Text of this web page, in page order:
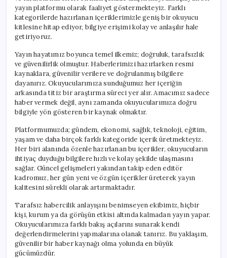
yayın platformu olarak faaliyet göstermekteyiz. Farklı
kategorilerde hazırlanan içeriklerimizle geniş bir okuyucu
kitlesine hitap ediyor, bilgiye erişimi kolay ve anlaşılır hale
getiriyoruz.
Yayın hayatımız boyunca temel ilkemiz; doğruluk, tarafsızlık
ve güvenilirlik olmuştur. Haberlerimizi hazırlarken resmi
kaynaklara, güvenilir verilere ve doğrulanmış bilgilere
dayanırız. Okuyucularımıza sunduğumuz her içeriğin
arkasında titiz bir araştırma süreci yer alır. Amacımız sadece
haber vermek değil, aynı zamanda okuyucularımıza doğru
bilgiyle yön gösteren bir kaynak olmaktır.
Platformumuzda; gündem, ekonomi, sağlık, teknoloji, eğitim,
yaşam ve daha birçok farklı kategoride içerik üretmekteyiz.
Her biri alanında özenle hazırlanan bu içerikler, okuyucuların
ihtiyaç duyduğu bilgilere hızlı ve kolay şekilde ulaşmasını
sağlar. Güncel gelişmeleri yakından takip eden editör
kadromuz, her gün yeni ve özgün içerikler üreterek yayın
kalitesini sürekli olarak artırmaktadır.
Tarafsız habercilik anlayışını benimseyen ekibimiz, hiçbir
kişi, kurum ya da görüşün etkisi altında kalmadan yayın yapar.
Okuyucularımıza farklı bakış açılarını sunarak kendi
değerlendirmelerini yapmalarına olanak tanırız. Bu yaklaşım,
güvenilir bir haber kaynağı olma yolunda en büyük
gücümüzdür.